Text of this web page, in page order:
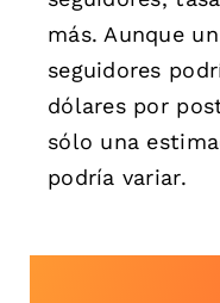
más. Aunque
seguidores
dólares por
sólo una
podría variar.